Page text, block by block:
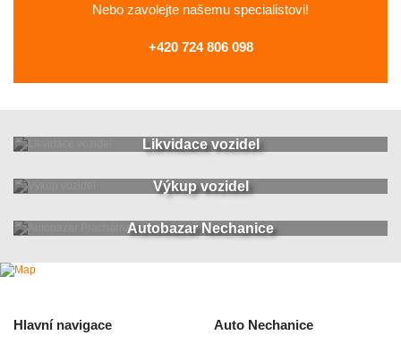
Nebo zavolejte našemu specialistovi!
+420 724 806 098
Likvidace vozidel
Výkup vozidel
Autobazar Nechanice
Hlavní navigace Auto Nechanice